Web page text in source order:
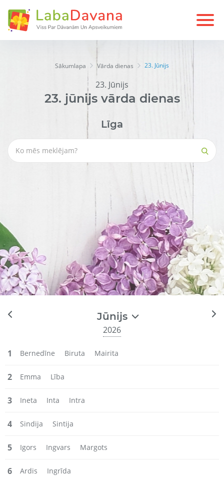
Sākumlapa Vārda dienas 23. Jūnijs
23. Jūnijs
23. jūnijsvārda dienas
Līga
Jūnijs
2026
1 Bernedīne Biruta Mairita
2 Emma Lība
3 Ineta Inta Intra
4 Sindija Sintija
5 Igors Ingvars Margots
6 Ardis Ingrīda